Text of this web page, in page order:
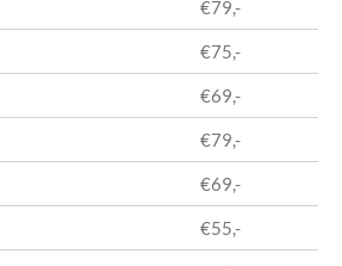
€79,-
€75,-
€69,-
€79,-
€69,-
€55,-